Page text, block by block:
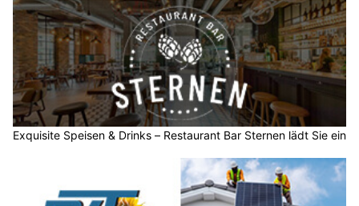
Exquisite Speisen & Drinks – Restaurant Bar Sternen lädt Sie ein